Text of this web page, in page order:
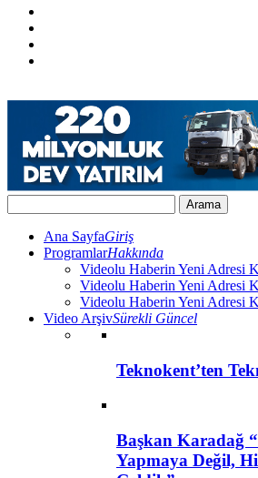
Ana SayfaGiriş
ProgramlarHakkında
Videolu Haberin Yeni Adresi
Videolu Haberin Yeni Adresi
Videolu Haberin Yeni Adresi
Video ArşivSürekli Güncel
Teknokent’ten
Başkan Karadağ
Yapmaya Değil,